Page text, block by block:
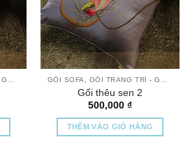
GỐI SOFA, GỐI TRANG TRÍ - GỐI THÊU TAY CAO CẤP GỐI SOFA, GỐI TRANG TRÍ - GỐI THÊU TAY CAO CẤP
Gối thêu sen 2
500,000 ₫
THÊM VÀO GIỎ HÀNG